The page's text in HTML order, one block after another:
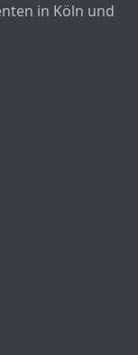
in Köln und